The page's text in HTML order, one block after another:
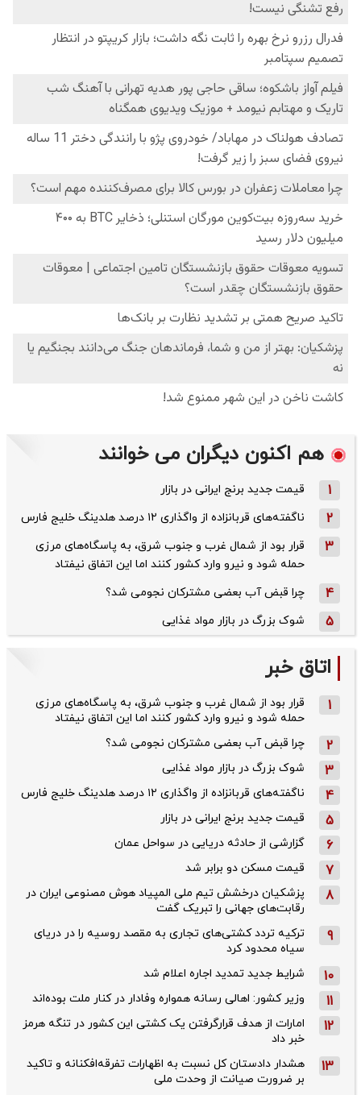
هم اکنون دیگران می خوانند
1 قیمت جدید برنج ایرانی در بازار
2 ناگفته‌های قربانزاده از واگذاری ۱۲ درصد هلدینگ خلیج فارس
3
قرار بود از شمال ‌غرب و جنوب‌ شرق، به پاسگاه‌های مرزی
حمله شود و نیرو وارد کشور کنند اما این اتفاق نیفتاد
4 چرا قبض آب بعضی مشترکان نجومی شد؟
5 شوک بزرگ در بازار مواد غذایی
اتاق خبر
1
قرار بود از شمال ‌غرب و جنوب‌ شرق، به پاسگاه‌های مرزی
حمله شود و نیرو وارد کشور کنند اما این اتفاق نیفتاد
2 چرا قبض آب بعضی مشترکان نجومی شد؟
3 شوک بزرگ در بازار مواد غذایی
4 ناگفته‌های قربانزاده از واگذاری ۱۲ درصد هلدینگ خلیج فارس
5 قیمت جدید برنج ایرانی در بازار
6 گزارشی از حادثه دریایی در سواحل عمان
7 قیمت مسکن دو برابر شد
8
پزشکیان درخشش تیم ملی المپیاد هوش مصنوعی ایران در
رقابت‌های جهانی را تبریک گفت
9
ترکیه تردد کشتی‌های تجاری به مقصد روسیه را در دریای
سیاه محدود کرد
10 شرایط جدید تمدید اجاره اعلام شد
11 وزیر کشور: اهالی رسانه همواره وفادار در کنار ملت بوده‌اند
12
امارات از هدف قرارگرفتن یک کشتی این کشور در تنگه هرمز
خبر داد
13
هشدار دادستان کل نسبت به اظهارات تفرقه‌افکنانه و تاکید
بر ضرورت صیانت از وحدت ملی